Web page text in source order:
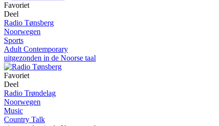
Favoriet
Deel
Radio Tønsberg
Noorwegen
Sports
Adult Contemporary
uitgezonden in de Noorse taal
Favoriet
Deel
Radio Trøndelag
Noorwegen
Music
Country Talk